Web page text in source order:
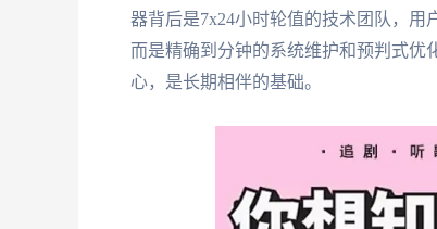
器背后是7x24小时轮值的技术团队，用
而是精确到分钟的系统维护和预判式优
心，是长期相伴的基础。